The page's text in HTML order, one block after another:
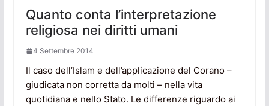
Quanto conta l’interpretazione
religiosa nei diritti umani
4 Settembre 2014
Il caso dell’Islam e dell’applicazione del Corano –
giudicata non corretta da molti – nella vita
quotidiana e nello Stato. Le differenze riguardo ai